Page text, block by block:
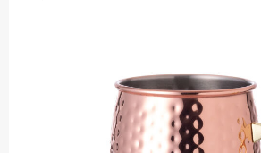
Lollies bedrukken
Chocolade & Bonbons bedrukken